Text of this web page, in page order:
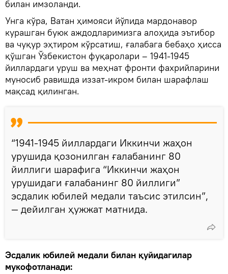
билан имзоланди.
Унга кўра, Ватан ҳимояси йўлида мардонавор
курашган буюк аждодларимизга алоҳида эътибор
ва чуқур эҳтиром кўрсатиш, ғалабага бебаҳо ҳисса
қўшган Ўзбекистон фуқаролари – 1941-1945
йиллардаги уруш ва меҳнат фронти фахрийларини
муносиб равишда иззат-икром билан шарафлаш
мақсад қилинган.
“1941-1945 йиллардаги Иккинчи жаҳон
урушида қозонилган ғалабанинг 80
йиллиги шарафига “Иккинчи жаҳон
урушидаги ғалабанинг 80 йиллиги”
эсдалик юбилей медали таъсис этилсин”,
— дейилган ҳужжат матнида.
Эсдалик юбилей медали билан қуйидагилар
мукофотланади: